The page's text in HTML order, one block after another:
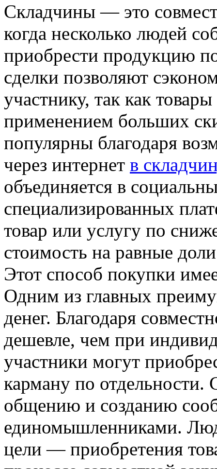
Склaдчины — это
когда несколько людей
приобрести продукцию
сделки позволяют
участнику, так как
применением больших
популярны благодаря
через интернет в
объединяется в
специализированных
товар или услугу по
стоимость на равные
Этот способ покупки
Одним из главных
денег. Благодаря
дешевле, чем при
участники могут
карману по отдельности.
общению и созданию
единомышленниками.
цели — приобретения